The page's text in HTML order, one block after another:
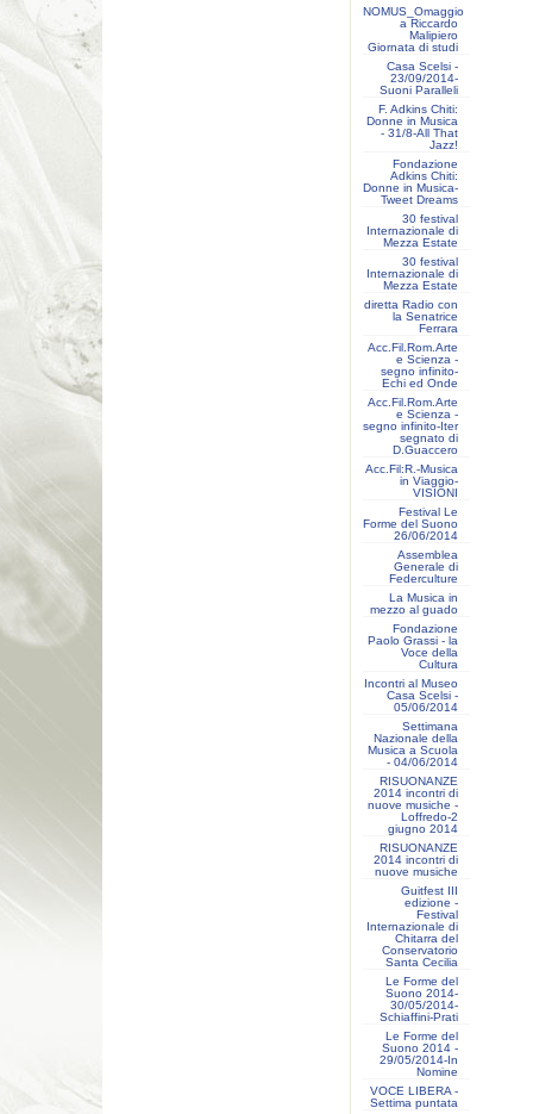
NOMUS_Omaggio
a Riccardo
Malipiero
Giornata di studi
Casa Scelsi -
23/09/2014-
Suoni Paralleli
F. Adkins Chiti:
Donne in Musica
- 31/8-All That
Jazz!
Fondazione
Adkins Chiti:
Donne in Musica-
Tweet Dreams
30 festival
Internazionale di
Mezza Estate
30 festival
Internazionale di
Mezza Estate
diretta Radio con
la Senatrice
Ferrara
Acc.Fil.Rom.Arte
e Scienza -
segno infinito-
Echi ed Onde
Acc.Fil.Rom.Arte
e Scienza -
segno infinito-Iter
segnato di
D.Guaccero
Acc.Fil:R.-Musica
in Viaggio-
VISIONI
Festival Le
Forme del Suono
26/06/2014
Assemblea
Generale di
Federculture
La Musica in
mezzo al guado
Fondazione
Paolo Grassi - la
Voce della
Cultura
Incontri al Museo
Casa Scelsi -
05/06/2014
Settimana
Nazionale della
Musica a Scuola
- 04/06/2014
RISUONANZE
2014 incontri di
nuove musiche -
Loffredo-2
giugno 2014
RISUONANZE
2014 incontri di
nuove musiche
Guitfest III
edizione -
Festival
Internazionale di
Chitarra del
Conservatorio
Santa Cecilia
Le Forme del
Suono 2014-
30/05/2014-
Schiaffini-Prati
Le Forme del
Suono 2014 -
29/05/2014-In
Nomine
VOCE LIBERA -
Settima puntata